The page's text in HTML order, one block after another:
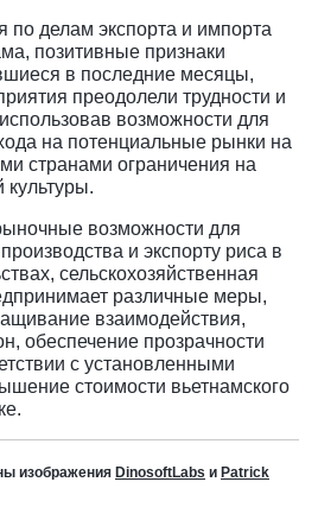
по делам экспорта и импорта
позитивные признаки
в последние месяцы,
преодолели трудности и
возможности для
на потенциальные рынки на
странами ограничения на
культуры.
возможности для
и экспорту риса в
сельскохозяйственная
различные меры,
взаимодействия,
обеспечение прозрачности
с установленными
стоимости вьетнамского
изображения DinosoftLabs и Patrick